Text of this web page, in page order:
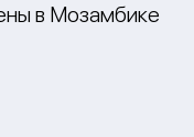
в Мозамбике